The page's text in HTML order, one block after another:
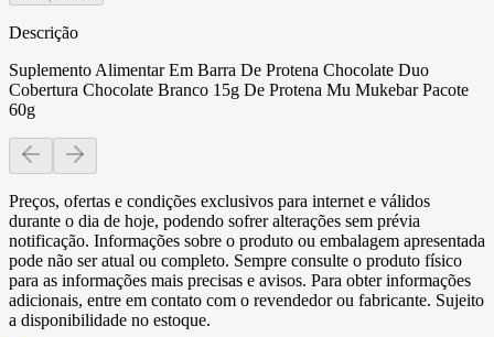
Descrição
Suplemento Alimentar Em Barra De Protena Chocolate Duo
Cobertura Chocolate Branco 15g De Protena Mu Mukebar Pacote
60g
Preços, ofertas e condições exclusivos para internet e válidos
durante o dia de hoje, podendo sofrer alterações sem prévia
notificação. Informações sobre o produto ou embalagem apresentada
pode não ser atual ou completo. Sempre consulte o produto físico
para as informações mais precisas e avisos. Para obter informações
adicionais, entre em contato com o revendedor ou fabricante. Sujeito
a disponibilidade no estoque.